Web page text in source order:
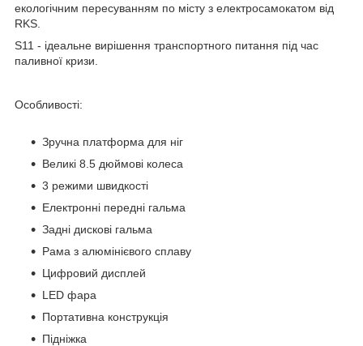
екологічним пересуванням по місту з електросамокатом від
RKS.
S11 - ідеальне вирішення транспортного питання під час
паливної кризи.
Особливості:
Зручна платформа для ніг
Великі 8.5 дюймові колеса
3 режими швидкості
Електронні передні гальма
Задні дискові гальма
Рама з алюмінієвого сплаву
Цифровий дисплей
LED фара
Портативна конструкція
Підніжка